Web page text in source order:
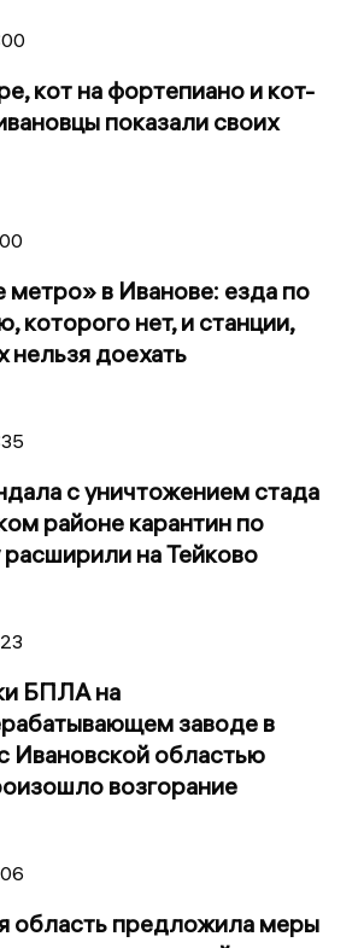
кот на фортепиано и кот-
показали своих
в Иванове: езда по
которого нет, и станции,
нельзя доехать
с уничтожением стада
районе карантин по
на Тейково
БПЛА на
заводе в
Ивановской областью
возгорание
область предложила меры